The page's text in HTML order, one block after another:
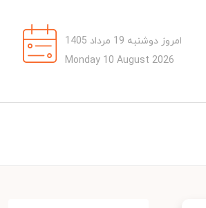
امروز دوشنبه 19 مرداد 1405
Monday 10 August 2026